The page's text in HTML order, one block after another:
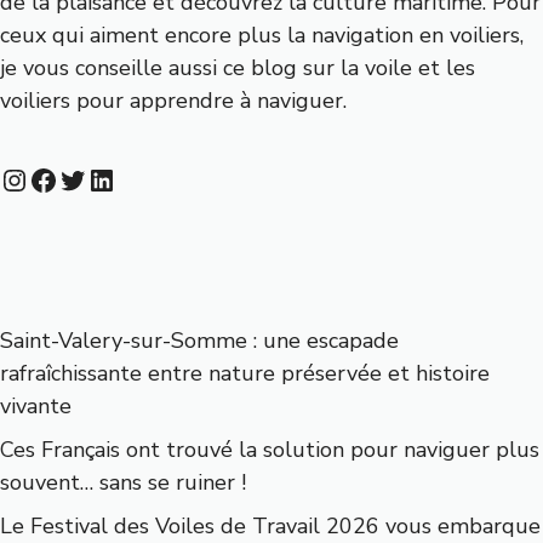
ceux qui aiment encore plus la navigation en voiliers,
je vous conseille aussi ce blog sur la voile et les
voiliers pour apprendre à naviguer.
Instagram
Facebook
Twitter
LinkedIn
Saint-Valery-sur-Somme : une escapade
rafraîchissante entre nature préservée et histoire
vivante
Ces Français ont trouvé la solution pour naviguer plus
souvent… sans se ruiner !
Le Festival des Voiles de Travail 2026 vous embarque